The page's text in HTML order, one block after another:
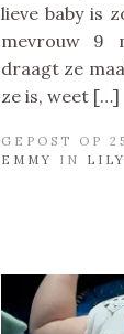
lieve baby is
mevrouw 9
draagt ze
ze is, weet […]
GEPOST OP
EMMY
IN LILY